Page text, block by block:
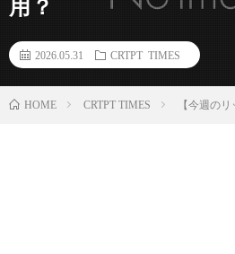
用？
2026.05.31 CRTPT TIMES
HOME CRTPT TIMES 【今週の